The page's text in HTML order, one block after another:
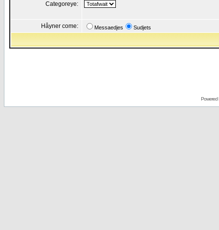
Categoreye:
Håyner come: Messaedjes Sudjets
Powered